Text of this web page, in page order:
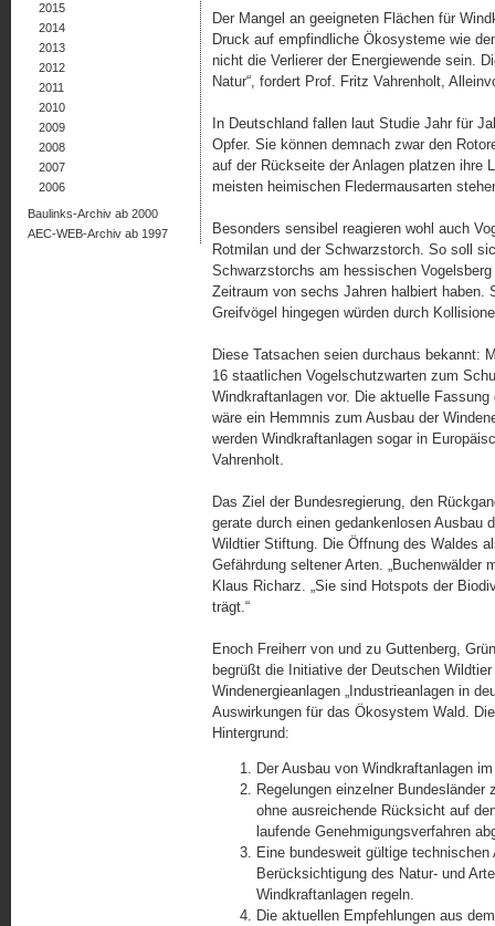
Der Mangel an geeigneten Flächen für
Druck auf empfindliche Ökosysteme wie
nicht die Verlierer der Energiewende sein.
Natur“, fordert Prof. Fritz Vahrenholt,
In Deutschland fallen laut Studie Jahr für
Opfer. Sie können demnach zwar den
auf der Rückseite der Anlagen platzen ihre
meisten heimischen Fledermausarten
Besonders sensibel reagieren wohl auch
Rotmilan und der Schwarzstorch. So soll
Schwarzstorchs am hessischen
Zeitraum von sechs Jahren halbiert
Greifvögel hingegen würden durch
Diese Tatsachen seien durchaus bekannt:
16 staatlichen Vogelschutzwarten zum
Windkraftanlagen vor. Die aktuelle
wäre ein Hemmnis zum Ausbau der
werden Windkraftanlagen sogar in
Vahrenholt.
Das Ziel der Bundesregierung, den
gerate durch einen gedankenlosen Ausbau
Wildtier Stiftung. Die Öffnung des Waldes
Gefährdung seltener Arten. „Buchenwälder
Klaus Richarz. „Sie sind Hotspots der
trägt.“
Enoch Freiherr von und zu Guttenberg,
begrüßt die Initiative der Deutschen
Windenergieanlagen „Industrieanlagen in
Auswirkungen für das Ökosystem Wald.
Hintergrund:
Der Ausbau von Windkraftanlagen
Regelungen einzelner
ohne ausreichende Rücksicht auf
laufende Genehmigungsverfahren
Eine bundesweit gültige
Berücksichtigung des Natur- und
Windkraftanlagen regeln.
Die aktuellen Empfehlungen aus
2015
2014
2013
2012
2011
2010
2009
2008
2007
2006
Baulinks-Archiv ab 2000
AEC-WEB-Archiv ab 1997